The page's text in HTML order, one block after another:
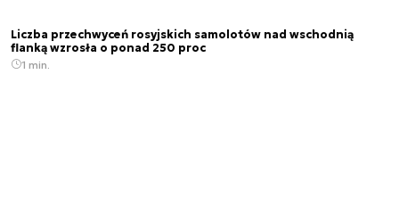
Liczba przechwyceń rosyjskich samolotów nad wschodnią
flanką wzrosła o ponad 250 proc
1 min.